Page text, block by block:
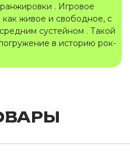
. Игровое
живое и свободное, с
сустейном . Такой
в историю рок-